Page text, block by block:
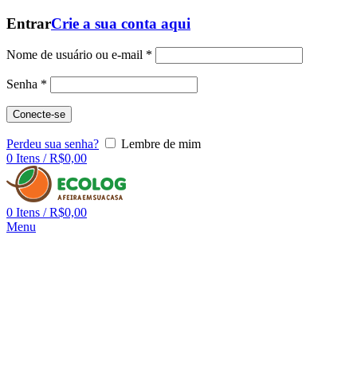
EntrarCrie a sua conta aqui
Nome de usuário ou e-mail *
Senha *
Conecte-se
Perdeu sua senha?
Lembre de mim
0 Itens / R$0,00
0 Itens / R$0,00
Menu